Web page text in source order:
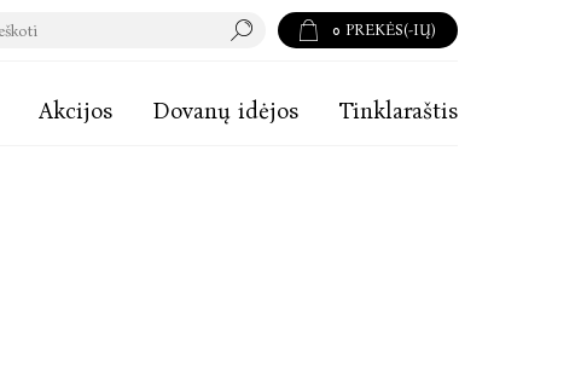
0 PREKĖS(-IŲ)
Akcijos Dovanų idėjos Tinklaraštis